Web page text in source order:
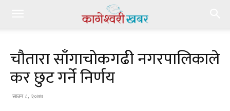
चौतारा साँगाचोकगढी नगरपालिकाले
कर छुट गर्ने निर्णय
साउन ८, २०७७